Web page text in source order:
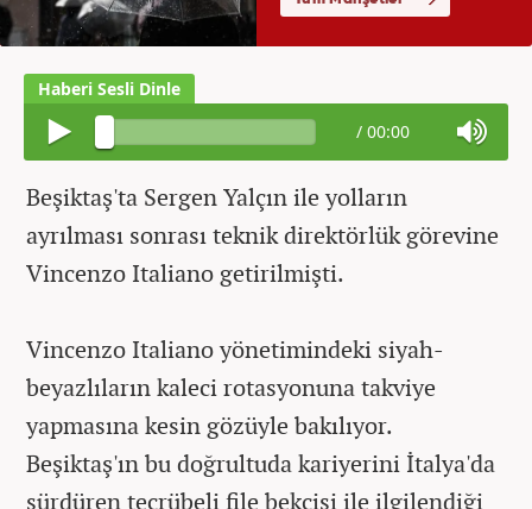
/ 00:00
Beşiktaş'ta Sergen Yalçın ile yolların
ayrılması sonrası teknik direktörlük görevine
Vincenzo Italiano getirilmişti.
Vincenzo Italiano yönetimindeki siyah-
beyazlıların kaleci rotasyonuna takviye
yapmasına kesin gözüyle bakılıyor.
Beşiktaş'ın bu doğrultuda kariyerini İtalya'da
sürdüren tecrübeli file bekçisi ile ilgilendiği